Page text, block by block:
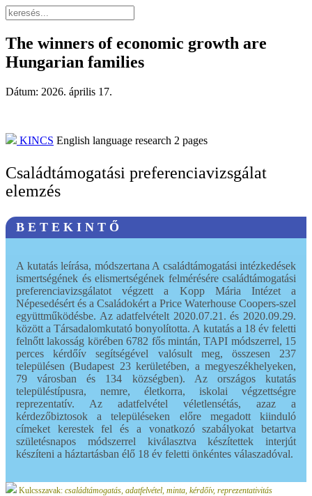
The winners of economic growth are
Hungarian families
Dátum: 2026. április 17.
KINCS English language research 2 pages
Családtámogatási preferenciavizsgálat
elemzés
B E T E K I N T Ő
A kutatás leírása, módszertana A családtámogatási intézkedések
ismertségének és elismertségének felmérésére családtámogatási
preferenciavizsgálatot végzett a Kopp Mária Intézet a
Népesedésért és a Családokért a Price Waterhouse Coopers-szel
együttműködésbe. Az adatfelvételt 2020.07.21. és 2020.09.29.
között a Társadalomkutató bonyolította. A kutatás a 18 év feletti
felnőtt lakosság körében 6782 fős mintán, TAPI módszerrel, 15
perces kérdőív segítségével valósult meg, összesen 237
településen (Budapest 23 kerületében, a megyeszékhelyeken,
79 városban és 134 községben). Az országos kutatás
településtípusra, nemre, életkorra, iskolai végzettségre
reprezentatív. Az adatfelvétel véletlensétás, azaz a
kérdezőbiztosok a településeken előre megadott kiinduló
címeket kerestek fel és a vonatkozó szabályokat betartva
születésnapos módszerrel kiválasztva készítettek interjút
készíteni a háztartásban élő 18 év feletti önkéntes válaszadóval.
Kulcsszavak: családtámogatás, adatfelvétel, minta, kérdőív, reprezentativitás